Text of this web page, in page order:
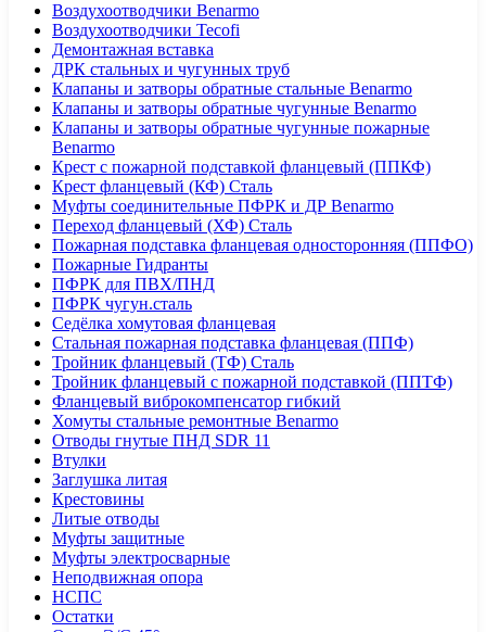
Воздухоотводчики Benarmo
Воздухоотводчики Tecofi
Демонтажная вставка
ДРК стальных и чугунных труб
Клапаны и затворы обратные стальные Benarmo
Клапаны и затворы обратные чугунные Benarmo
Клапаны и затворы обратные чугунные пожарные
Benarmo
Крест с пожарной подставкой фланцевый (ППКФ)
Крест фланцевый (КФ) Сталь
Муфты соединительные ПФРК и ДР Benarmo
Переход фланцевый (ХФ) Сталь
Пожарная подставка фланцевая односторонняя (ППФО)
Пожарные Гидранты
ПФРК для ПВХ/ПНД
ПФРК чугун.сталь
Седёлка хомутовая фланцевая
Стальная пожарная подставка фланцевая (ППФ)
Тройник фланцевый (ТФ) Сталь
Тройник фланцевый с пожарной подставкой (ППТФ)
Фланцевый виброкомпенсатор гибкий
Хомуты стальные ремонтные Benarmo
Отводы гнутые ПНД SDR 11
Втулки
Заглушка литая
Крестовины
Литые отводы
Муфты защитные
Муфты электросварные
Неподвижная опора
НСПС
Остатки